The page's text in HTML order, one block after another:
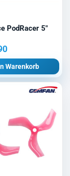
PodRacer 5″
Warenkorb